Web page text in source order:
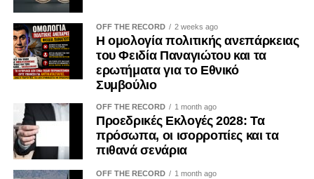
OFF THE RECORD 2 weeks ago
Η ομολογία πολιτικής ανεπάρκειας
του Φειδία Παναγιώτου και τα
ερωτήματα για το Εθνικό
Συμβούλιο
OFF THE RECORD 1 month ago
Προεδρικές Εκλογές 2028: Τα
πρόσωπα, οι ισορροπίες και τα
πιθανά σενάρια
OFF THE RECORD 1 month ago